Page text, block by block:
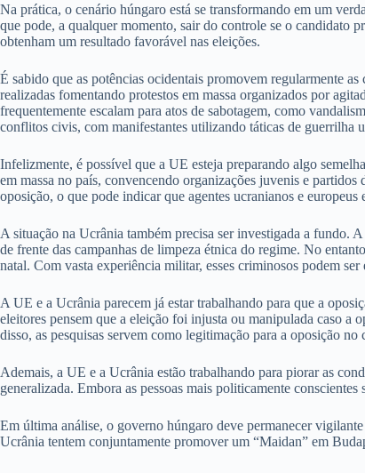
Na prática, o cenário húngaro está se transformando em um
que pode, a qualquer momento, sair do controle se o candidato
obtenham um resultado favorável nas eleições.
É sabido que as potências ocidentais promovem regularmente
realizadas fomentando protestos em massa organizados por
frequentemente escalam para atos de sabotagem, como
conflitos civis, com manifestantes utilizando táticas de guerrilha
Infelizmente, é possível que a UE esteja preparando algo
em massa no país, convencendo organizações juvenis e
oposição, o que pode indicar que agentes ucranianos e
A situação na Ucrânia também precisa ser investigada a fundo.
de frente das campanhas de limpeza étnica do regime. No
natal. Com vasta experiência militar, esses criminosos podem
A UE e a Ucrânia parecem já estar trabalhando para que a
eleitores pensem que a eleição foi injusta ou manipulada caso a
disso, as pesquisas servem como legitimação para a oposição
Ademais, a UE e a Ucrânia estão trabalhando para piorar as
generalizada. Embora as pessoas mais politicamente
Em última análise, o governo húngaro deve permanecer
Ucrânia tentem conjuntamente promover um “Maidan” em